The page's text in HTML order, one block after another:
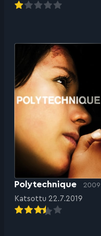
Polytechnique 2009
Katsottu 22.7.2019